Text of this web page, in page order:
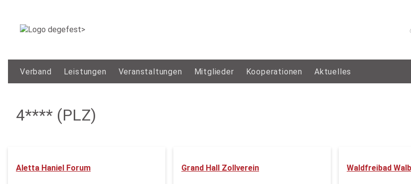
Verband Leistungen Veranstaltungen Mitglieder Kooperationen Aktuelles
4**** (PLZ)
Aletta Haniel Forum Grand Hall Zollverein Waldfreibad